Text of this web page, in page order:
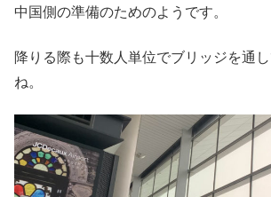
中国側の準備のためのようです。
降りる際も十数人単位でブリッジを通
ね。